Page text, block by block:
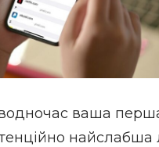
ваша перша
найслабша